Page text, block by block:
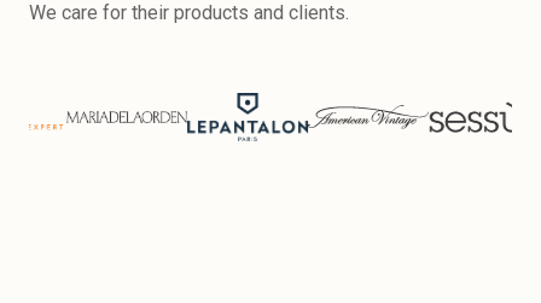
We care for their products and clients.